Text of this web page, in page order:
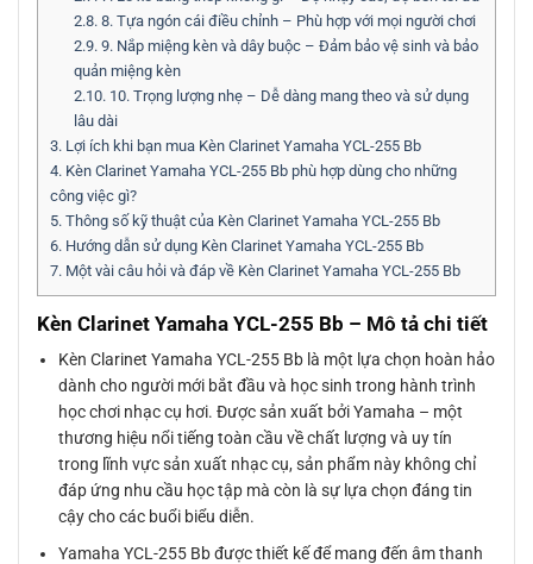
2.8. 8. Tựa ngón cái điều chỉnh – Phù hợp với mọi người chơi
2.9. 9. Nắp miệng kèn và dây buộc – Đảm bảo vệ sinh và bảo
quản miệng kèn
2.10. 10. Trọng lượng nhẹ – Dễ dàng mang theo và sử dụng
lâu dài
3. Lợi ích khi bạn mua Kèn Clarinet Yamaha YCL-255 Bb
4. Kèn Clarinet Yamaha YCL-255 Bb phù hợp dùng cho những
công việc gì?
5. Thông số kỹ thuật của Kèn Clarinet Yamaha YCL-255 Bb
6. Hướng dẫn sử dụng Kèn Clarinet Yamaha YCL-255 Bb
7. Một vài câu hỏi và đáp về Kèn Clarinet Yamaha YCL-255 Bb
Kèn Clarinet Yamaha YCL-255 Bb – Mô tả chi tiết
Kèn Clarinet Yamaha YCL-255 Bb là một lựa chọn hoàn hảo
dành cho người mới bắt đầu và học sinh trong hành trình
học chơi nhạc cụ hơi. Được sản xuất bởi Yamaha – một
thương hiệu nổi tiếng toàn cầu về chất lượng và uy tín
trong lĩnh vực sản xuất nhạc cụ, sản phẩm này không chỉ
đáp ứng nhu cầu học tập mà còn là sự lựa chọn đáng tin
cậy cho các buổi biểu diễn.
Yamaha YCL-255 Bb được thiết kế để mang đến âm thanh